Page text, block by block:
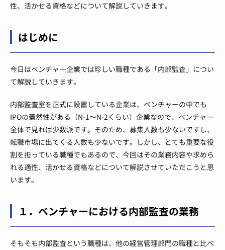
性、活かせる資格などについて解説していきます。
はじめに
今日はベンチャー企業では珍しい職種である「内部監査」につい
て解説していきます。
内部監査室を正式に設置している企業は、ベンチャーの中でも
IPOの蓋然性がある（N-1～N-2くらい）企業なので、ベンチャー
全体で見れば少数派です。 そのため、募集人数も少ないですし、
転職市場に出てくる人数も少ないです。
しかし、とても重要な役
割を担っている職種でもあるので、今回はその業務内容や求めら
れる適性、活かせる資格などについて解説させていただこうと思
います。
１．ベンチャーにおける内部監査の業務
そもそも内部監査という職種は、他の経営管理部門の職種と比べ